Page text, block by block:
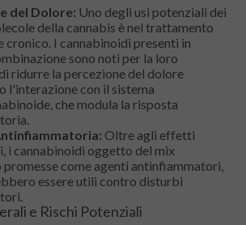
del Dolore: Uno degli usi potenziali dei
della cannabis è nel trattamento
cronico. I cannabinoidi presenti in
sono noti per la loro
ridurre la percezione del dolore
l'interazione con il sistema
che modula la risposta
Oltre agli effetti
i cannabinoidi oggetto del mix
promesse come agenti antinfiammatori,
essere utili contro disturbi
e Rischi Potenziali